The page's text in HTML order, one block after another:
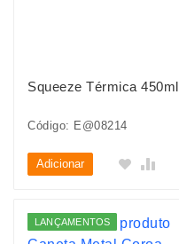
Squeeze Térmica 450ml
Código: E@08214
Adicionar
LANÇAMENTOS